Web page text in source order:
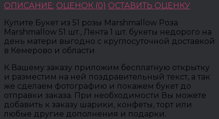
ОПИСАНИЕ: ОЦЕНОК (0) ОСТАВИТЬ ОЦЕНКУ
Купите Букет из 51 розы Marshmallow Роза
Marshmallow 51 шт., Лента 1 шт. букеты недорого на
день матери выгодно с круглосуточной доставкой
в Кемерово и области
К Вашему заказу приложим бесплатную открытку
и разместим на ней поздравительный текст, а так
же сделаем фотографию и покажем букет до
отправки заказа. При необходимости Вы можете
добавить к заказу шарики, конфеты, торт или
любые другие дополнения и подарки.